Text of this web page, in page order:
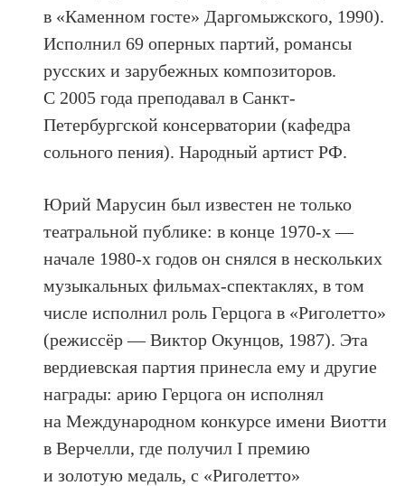
в «Каменном госте» Даргомыжского, 1990).
Исполнил 69 оперных партий, романсы
русских и зарубежных композиторов.
С 2005 года преподавал в Санкт-
Петербургской консерватории (кафедра
сольного пения). Народный артист РФ.
Юрий Марусин был известен не только
театральной публике: в конце 1970-х —
начале 1980-х годов он снялся в нескольких
музыкальных фильмах-спектаклях, в том
числе исполнил роль Герцога в «Риголетто»
(режиссёр — Виктор Окунцов, 1987). Эта
вердиевская партия принесла ему и другие
награды: арию Герцога он исполнял
на Международном конкурсе имени Виотти
в Верчелли, где получил I премию
и золотую медаль, с «Риголетто»